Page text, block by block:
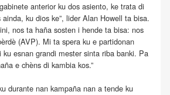
anterior ku dos asiento, ke trata di
ku dios ke”, lider Alan Howell ta bisa.
nos ta haña sosten i hende ta bisa: nos
(AVP). Mi ta spera ku e partidonan
esnan grandi mester sinta riba banki. Pa
e chèns di kambia kos.”
durante nan kampaña nan a tende ku